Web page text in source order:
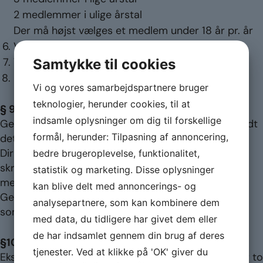
2 medlemmer i ulige årstal
Der må højst vælges et medlem under 18 år pr. år
Valg af to suppleanter
Valg af en revisor for 2 år
§ 9 Generalforsamlingens ledelse
Generalforsamlingen ledes af en dirigent som, så vidt
det er muligt, vælges udenfor bestyrelsens rækker.
Dirigenten bestemmer afstemningsmåden, dog skal
skriftlig afstemning benyttes, hvis blot et enkelt
medlem anmoder herom.
Generalforsamlingens beslutninger føres til referat,
som underskrives af dirigenten
§10 Ekstraordinær generalforsamling
Ekstraordinær generalforsamling skal indkaldes, når to
Samtykke til cookies
Vi og vores samarbejdspartnere bruger
teknologier, herunder cookies, til at
indsamle oplysninger om dig til forskellige
formål, herunder: Tilpasning af annoncering,
bedre brugeroplevelse, funktionalitet,
statistik og marketing. Disse oplysninger
kan blive delt med annoncerings- og
analysepartnere, som kan kombinere dem
med data, du tidligere har givet dem eller
de har indsamlet gennem din brug af deres
tjenester. Ved at klikke på 'OK' giver du